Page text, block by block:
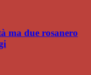
ma due rosanero